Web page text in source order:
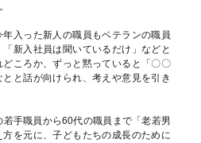
入った新人の職員もベテランの職員
新入社員は聞いているだけ」などと
ころか、ずっと黙っていると「〇〇
と話が向けられ、考えや意見を引き
手職員から60代の職員まで「老若男
を元に、子どもたちの成長のために